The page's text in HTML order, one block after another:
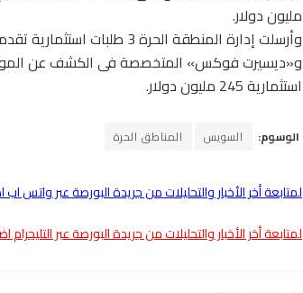
مليون دولار.
و«ديسيرت فوكس» المتخصصة فى الكشف عن الموارد
استثمارية 245 مليون دولار.
الوسوم: السويس المناطق الحرة
لمتابعة أخر الأخبار والتحليلات من جريدة البورصة عبر واتس
لمتابعة أخر الأخبار والتحليلات من جريدة البورصة عبر